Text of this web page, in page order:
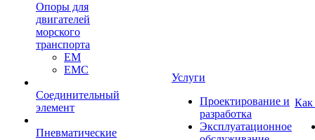
Опоры для
двигателей
морского
транспорта
EM
EMC
Cоединительный
элемент
Пневматические
Услуги
Проектирование и
разработка
Эксплуатационное
Как